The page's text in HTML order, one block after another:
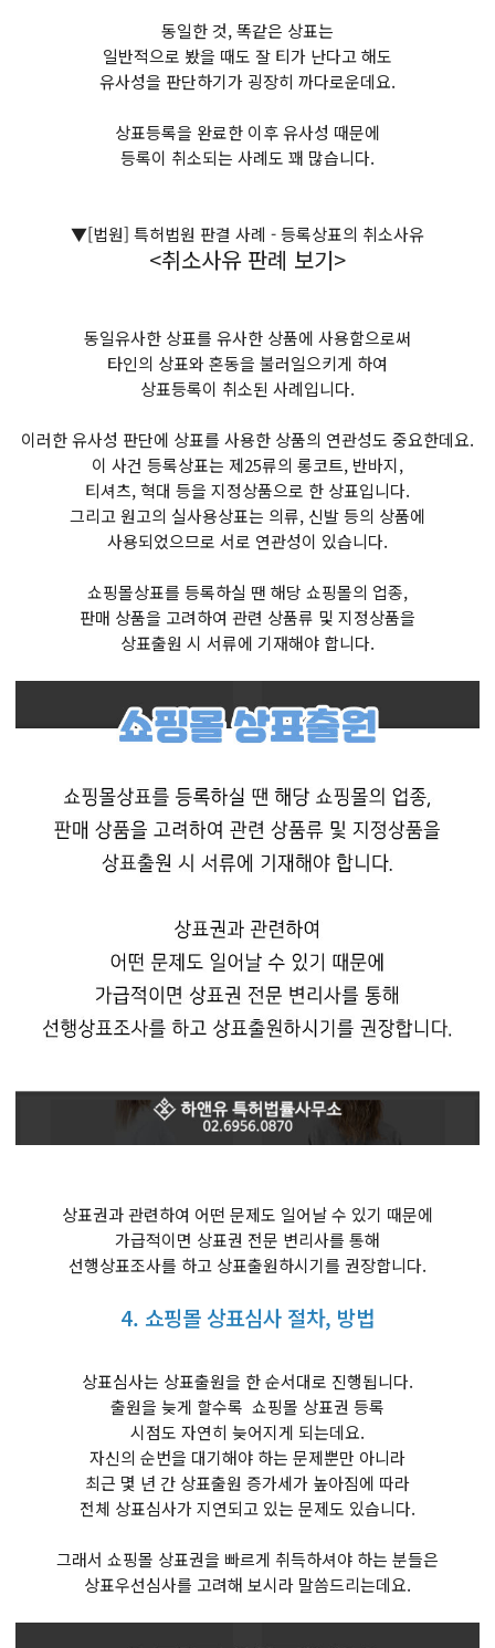
동일한 것, 똑같은 상표는
일반적으로 봤을 때도 잘 티가 난다고 해도
유사성을 판단하기가 굉장히 까다로운데요.
상표등록을 완료한 이후 유사성 때문에
등록이 취소되는 사례도 꽤 많습니다.
▼[법원] 특허법원 판결 사례 - 등록상표의 취소사유
<취소사유 판례 보기>
동일유사한 상표를 유사한 상품에 사용함으로써
타인의 상표와 혼동을 불러일으키게 하여
상표등록이 취소된 사례입니다.
이러한 유사성 판단에 상표를 사용한 상품의 연관성도 중요한데요.
이 사건 등록상표는 제25류의 롱코트, 반바지,
티셔츠, 혁대 등을 지정상품으로 한 상표입니다.
그리고 원고의 실사용상표는 의류, 신발 등의 상품에
사용되었으므로 서로 연관성이 있습니다.
쇼핑몰상표를 등록하실 땐 해당 쇼핑몰의 업종,
판매 상품을 고려하여 관련 상품류 및 지정상품을
상표출원 시 서류에 기재해야 합니다.
상표권과 관련하여 어떤 문제도 일어날 수 있기 때문에
가급적이면 상표권 전문 변리사를 통해
선행상표조사를 하고 상표출원하시기를 권장합니다.
4. 쇼핑몰 상표심사 절차, 방법
상표심사는 상표출원을 한 순서대로 진행됩니다.
출원을 늦게 할수록 쇼핑몰 상표권 등록
시점도 자연히 늦어지게 되는데요.
자신의 순번을 대기해야 하는 문제뿐만 아니라
최근 몇 년 간 상표출원 증가세가 높아짐에 따라
전체 상표심사가 지연되고 있는 문제도 있습니다.
그래서 쇼핑몰 상표권을 빠르게 취득하셔야 하는 분들은
상표우선심사를 고려해 보시라 말씀드리는데요.